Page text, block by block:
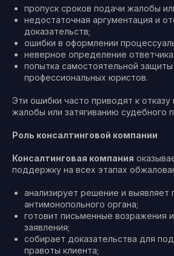
пропуск сроков подачи жалобы
недостаточная аргументация и
доказательств;
ошибки в оформлении
неверное определение
попытка самостоятельной защиты
профессиональных юристов.
Эти ошибки часто приводят к
жалобы или затягиванию судебного
Роль консалтинговой компании
Консалтинговая компания
поддержку на всех этапах
анализирует решение и выявляет
антимонопольного органа;
готовит письменные возражения
заявления;
собирает доказательства для
правоты клиента;